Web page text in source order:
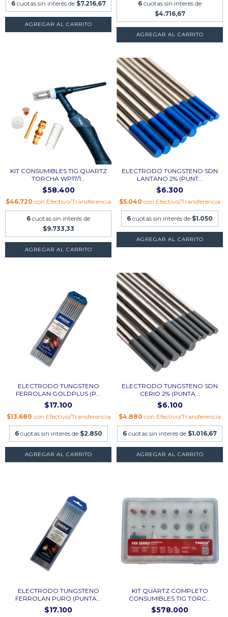
6 cuotas sin interés de $7.216,67
AGREGAR AL CARRITO
6 cuotas sin interés de
$4.716,67
AGREGAR AL CARRITO
KIT CONSUMIBLES TIG QUARTZ
TORCHA WP17/1...
$58.400
$46.720 con Efectivo/Transferencia
6 cuotas sin interés de
$9.733,33
AGREGAR AL CARRITO
ELECTRODO TUNGSTENO SDN
LANTANO 2% (PUNT...
$6.300
$5.040 con Efectivo/Transferencia
6 cuotas sin interés de $1.050
AGREGAR AL CARRITO
ELECTRODO TUNGSTENO
FERROLAN GOLDPLUS (P...
$17.100
$13.680 con Efectivo/Transferencia
6 cuotas sin interés de $2.850
AGREGAR AL CARRITO
ELECTRODO TUNGSTENO SDN
CERIO 2% (PUNTA...
$6.100
$4.880 con Efectivo/Transferencia
6 cuotas sin interés de $1.016,67
AGREGAR AL CARRITO
ELECTRODO TUNGSTENO
FERROLAN PURO (PUNTA...
$17.100
KIT QUARTZ COMPLETO
CONSUMIBLES TIG TORC...
$578.000